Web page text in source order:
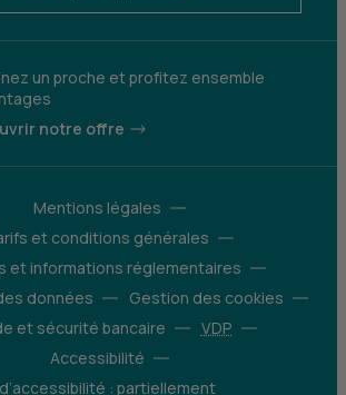
un proche et profitez ensemble
notre offre
Mentions légales
et conditions générales
et informations réglementaires
données
Gestion des cookies
et sécurité bancaire
VDP
Accessibilité
: partiellement